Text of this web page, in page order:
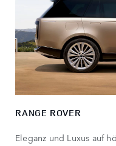
RANGE ROVER
Eleganz und Luxus auf